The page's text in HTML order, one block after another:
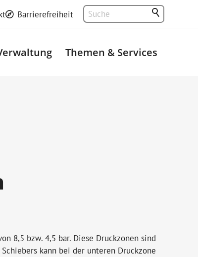
Barrierefreiheit
Themen & Services
8,5 bzw. 4,5 bar. Diese Druckzonen sind
kann bei der unteren Druckzone